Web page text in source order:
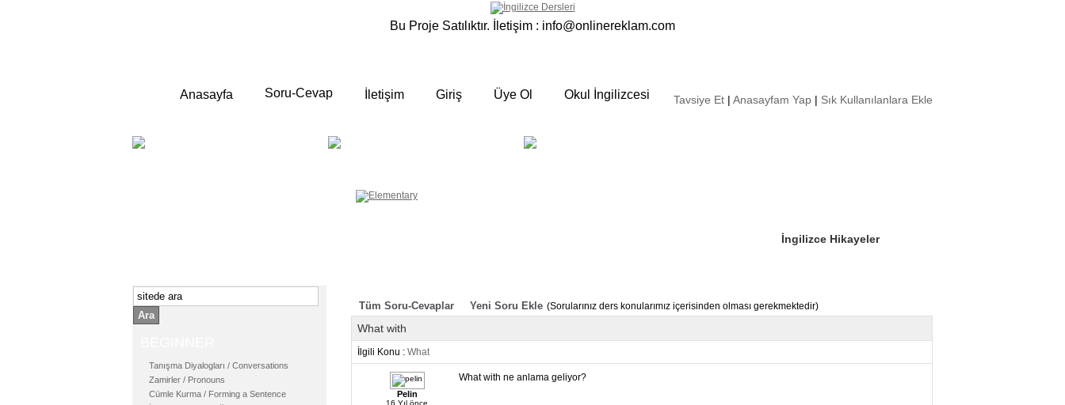
Bu Proje Satılıktır. İletişim : info@onlinereklam.com
Anasayfa Soru-Cevap İletişim Giriş Üye Ol Okul İngilizcesi Tavsiye Et | Anasayfam Yap | Sık Kullanılanlara Ekle
İngilizce Hikayeler
Ara
Tanışma Diyalogları / Conversations
Zamirler / Pronouns
Cümle Kurma / Forming a Sentence
Tüm Soru-Cevaplar Yeni Soru Ekle (Sorularınız ders konularımız içerisinden olması gerekmektedir)
What with
İlgili Konu : What
Pelin
16 Yıl önce
What with ne anlama geliyor?